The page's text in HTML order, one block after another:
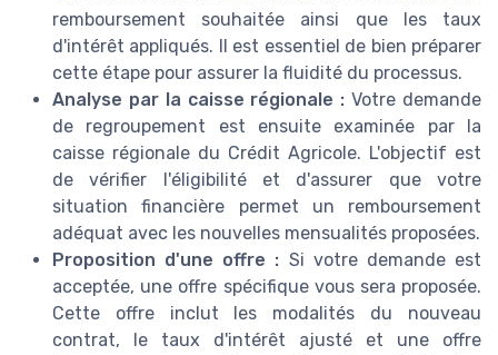
remboursement souhaitée ainsi que les taux
d'intérêt appliqués. Il est essentiel de bien préparer
cette étape pour assurer la fluidité du processus.
Analyse par la caisse régionale : Votre demande
de regroupement est ensuite examinée par la
caisse régionale du Crédit Agricole. L'objectif est
de vérifier l'éligibilité et d'assurer que votre
situation financière permet un remboursement
adéquat avec les nouvelles mensualités proposées.
Proposition d'une offre : Si votre demande est
acceptée, une offre spécifique vous sera proposée.
Cette offre inclut les modalités du nouveau
contrat, le taux d'intérêt ajusté et une offre